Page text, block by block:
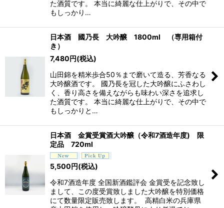
た酒質です。 本当に綺麗な仕上がりで、その中で
もしっかり…
日本酒 國乃長 大吟醸 1800ml （専用箱付
き）
7,480円(税込)
山田錦を精米歩合50％まで磨いて造る、芳香なる
大吟醸酒です。 國乃長を冠した大吟醸にふさわし
く、香り高さを備えながらも味わい深さを追求し
た酒質です。 本当に綺麗な仕上がりで、その中で
もしっかりと…
日本酒 金賞受賞酒大吟醸（令和7酒造年度) 限
定品 720ml
5,500円(税込)
令和7酒造年度 全国新酒鑑評会 金賞受を記念致し
まして、この度受賞致しました大吟醸を特別価格
にて数量限定販売致します。 高精白米の兵庫県